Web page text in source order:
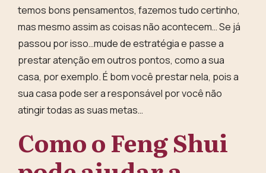
temos bons pensamentos, fazemos tudo certinho,
mas mesmo assim as coisas não acontecem… Se já
passou por isso…mude de estratégiae passe a
prestar atenção em outros pontos, como a sua
casa, por exemplo. É bom você prestar nela, poisa
sua casa pode ser a responsável por você não
atingir todas as suas metas…
Como o Feng Shui